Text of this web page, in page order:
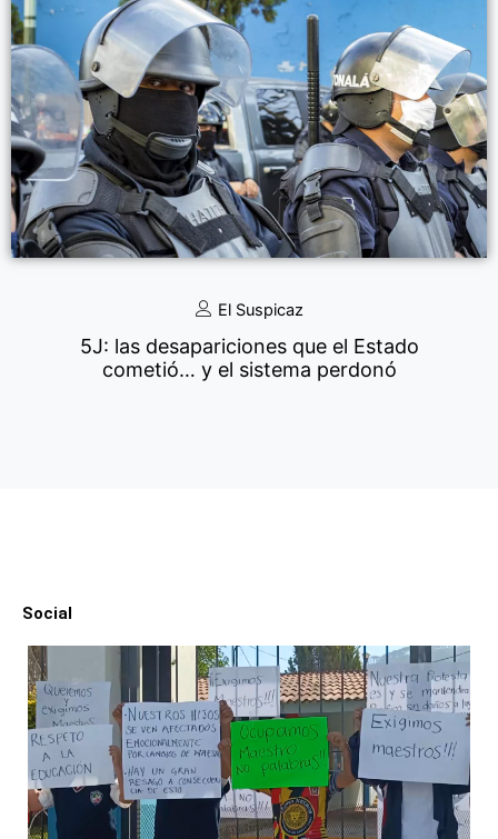
El Suspicaz
5J: las desapariciones que el Estado
cometió… y el sistema perdonó
Social